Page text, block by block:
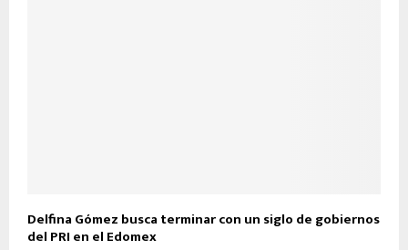
Delfina Gómez busca terminar con un siglo de gobiernos
del PRI en el Edomex